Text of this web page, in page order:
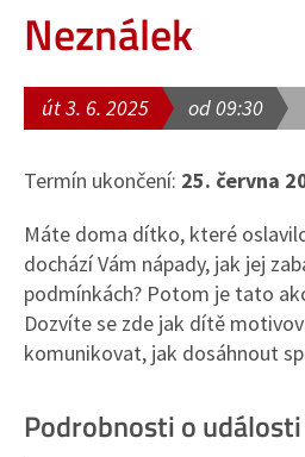
Neználek
út 3. 6. 2025 od 09:30
Termín ukončení: 25. června
Máte doma dítko, které
dochází Vám nápady, jak jej
podmínkách? Potom je tato
Dozvíte se zde jak dítě
komunikovat, jak dosáhnout
Podrobnosti o události